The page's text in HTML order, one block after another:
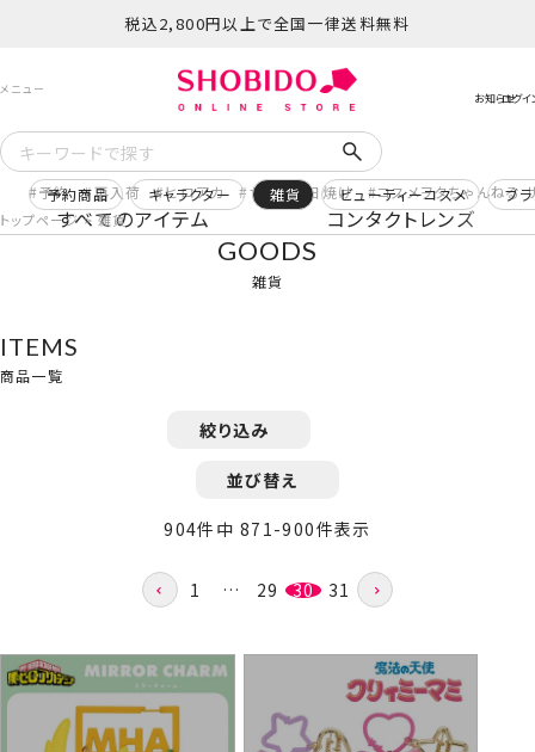
税込2,800円以上で全国一律送料無料
予約 再入荷 ヒロアカ サンリオ日焼け コスメヲタちゃんねる
すべてのアイテム コンタクトレンズ
予約商品 キャラクター 雑貨 ビューティーコスメ ブ
トップページ 雑貨
GOODS
雑貨
ITEMS
商品一覧
絞り込み
並び替え
904件中 871-900件表示
1 … 29 30 31